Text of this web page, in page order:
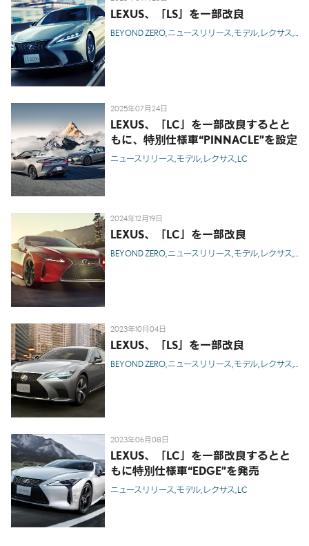
LEXUS、「LS」を一部改良
BEYOND ZERO ニュースリリース モデル レクサス LS
2025年07月24日
LEXUS、「LC」を一部改良するとと
もに、特別仕様車“PINNACLE”を設定
ニュースリリース モデル レクサス LC
2024年12月19日
LEXUS、「LC」を一部改良
BEYOND ZERO ニュースリリース モデル レクサス LC
2023年10月04日
LEXUS、「LS」を一部改良
BEYOND ZERO ニュースリリース モデル レクサス
2023年06月08日
LEXUS、「LC」を一部改良するとと
もに特別仕様車“EDGE”を発売
ニュースリリース モデル レクサス LC